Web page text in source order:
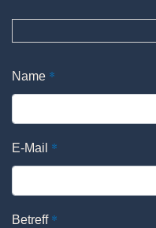
Name *
E-Mail *
Betreff *